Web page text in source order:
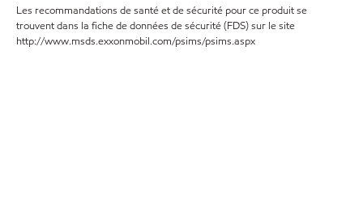
Les recommandations de santé et de sécurité pour ce produit se
trouvent dans la fiche de données de sécurité (FDS) sur le site
http://www.msds.exxonmobil.com/psims/psims.aspx